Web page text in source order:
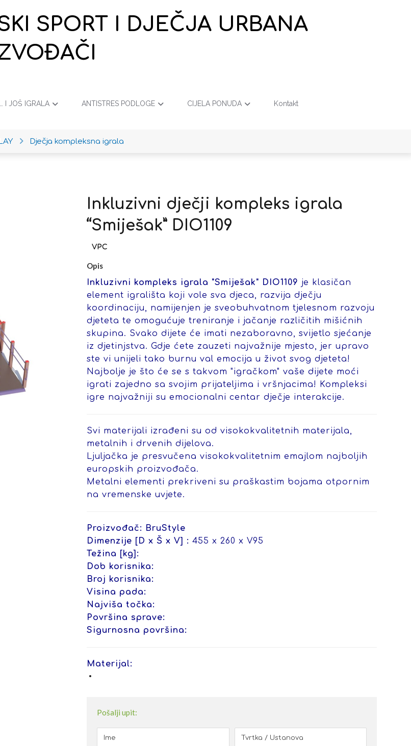
SPORT I DJEČJA URBANA
… I JOŠ IGRALA ANTISTRES PODLOGE CIJELA PONUDA Kontakt
Dječja kompleksna igrala
Inkluzivni dječji kompleks igrala
“Smiješak” DIO1109
Opis
Inkluzivni kompleks igrala "Smiješak" DIO1109 je klasičan
element igrališta koji vole sva djeca, razvija dječju
koordinaciju, namijenjen je sveobuhvatnom tjelesnom razvoju
djeteta te omogućuje treniranje i jačanje različitih mišićnih
skupina. Svako dijete će imati nezaboravno, svijetlo sjećanje
iz djetinjstva. Gdje ćete zauzeti najvažnije mjesto, jer upravo
ste vi unijeli tako burnu val emocija u život svog djeteta!
Najbolje je što će se s takvom "igračkom" vaše dijete moći
igrati zajedno sa svojim prijateljima i vršnjacima! Kompleksi
igre najvažniji su emocionalni centar dječje interakcije.
Svi materijali izrađeni su od visokokvalitetnih materijala,
metalnih i drvenih dijelova.
Ljuljačka je presvučena visokokvalitetnim emajlom najboljih
europskih proizvođača.
Metalni elementi prekriveni su praškastim bojama otpornim
na vremenske uvjete.
Proizvođač: BruStyle
Dimenzije [D x Š x V] : 455 x 260 x V95
Težina [kg]:
Dob korisnika:
Broj korisnika:
Visina pada:
Najviša točka:
Površina sprave:
Sigurnosna površina:
Materijal:
Pošalji upit: